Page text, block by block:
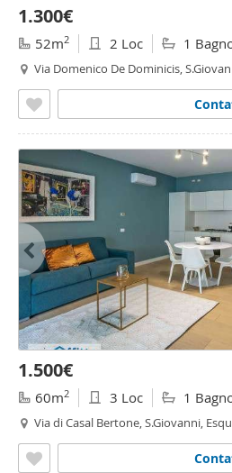
1.300€
52m2 2 Loc 1
Via Domenico De Dominicis,
1.500€
60m2 3 Loc 1
Via di Casal Bertone, S.Giovanni,